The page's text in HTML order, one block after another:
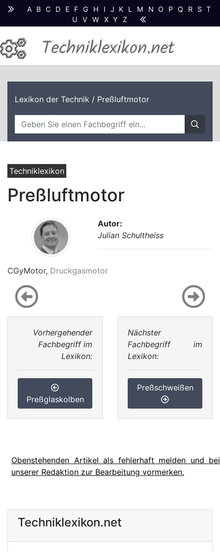
A B C D E F G H I J K L M N O P Q R S T
U
V W X Y Z
Techniklexikon.net
Lexikon der Technik / Preßluftmotor
Techniklexikon
Preßluftmotor
Autor:
Julian Schultheiss
CGyMotor, Druckgasmotor
Vorhergehender
Fachbegriff im
Lexikon:
Preßglaskolben
Nächster
Fachbegriff im
Lexikon:
Preßschweißen
Obenstehenden Artikel als fehlerhaft melden und bei
unserer Redaktion zur Bearbeitung vormerken.
Techniklexikon.net